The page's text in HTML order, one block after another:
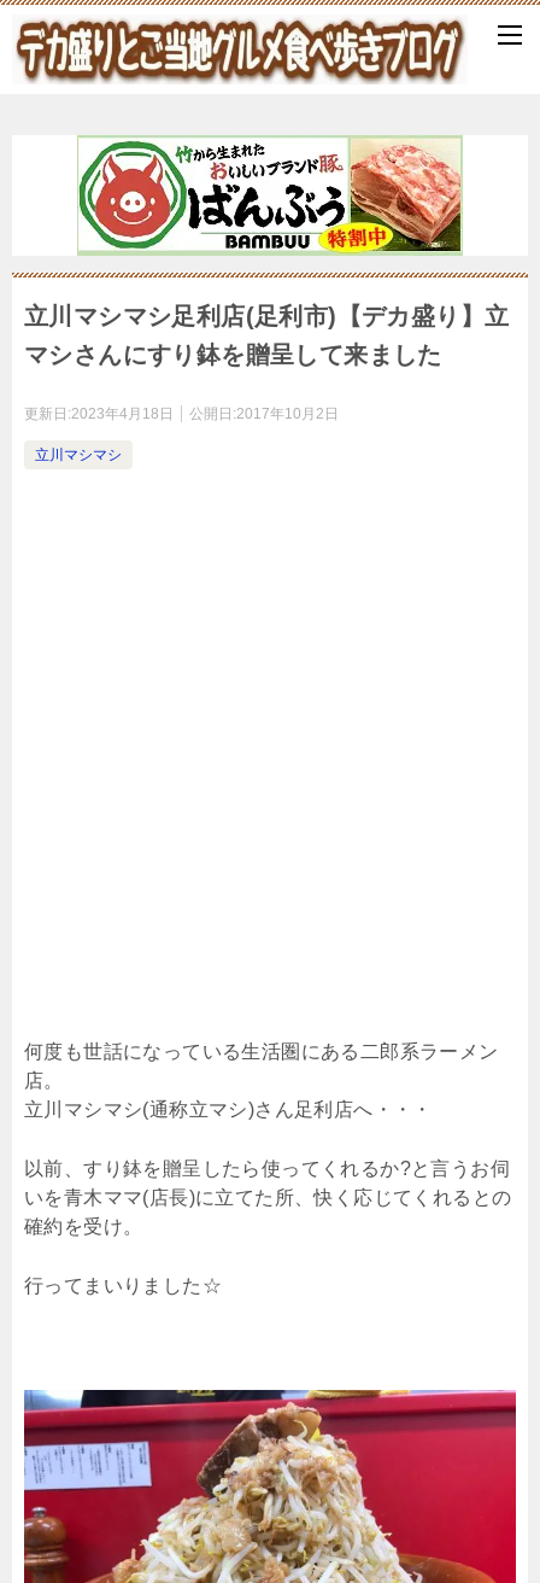
立川マシマシ足利店(足利市)【デカ盛り】立
マシさんにすり鉢を贈呈して来ました
更新日:2023年4月18日 公開日:2017年10月2日
立川マシマシ
何度も世話になっている生活圏にある二郎系ラーメン
店。
立川マシマシ(通称立マシ)さん足利店へ・・・
以前、すり鉢を贈呈したら使ってくれるか?と言うお伺
いを青木ママ(店長)に立てた所、快く応じてくれるとの
確約を受け。
行ってまいりました☆